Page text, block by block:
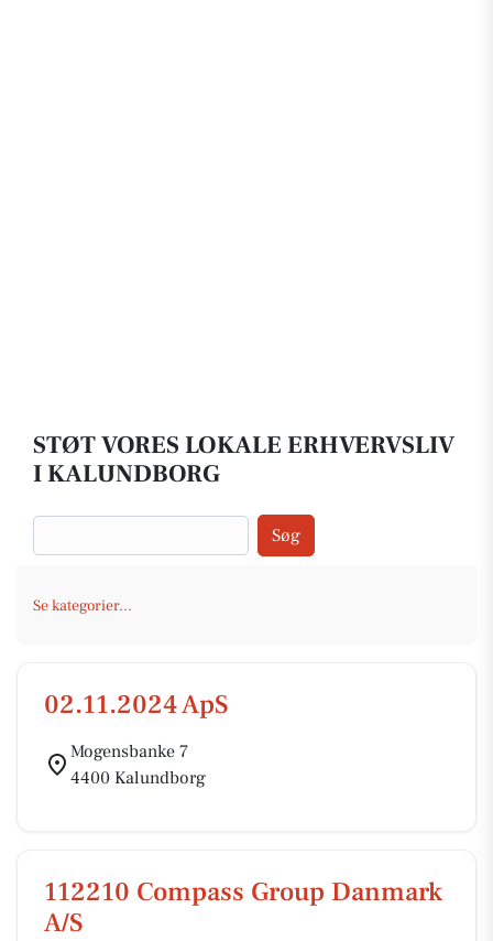
STØT VORES LOKALE ERHVERVSLIV
I KALUNDBORG
Søg
Se kategorier...
02.11.2024 ApS
Mogensbanke 7
4400 Kalundborg
112210 Compass Group Danmark
A/S